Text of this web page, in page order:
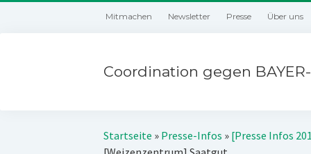
Mitmachen Newsletter Presse Über uns
Coordination gegen
Startseite » Presse-Infos » [Presse Infos